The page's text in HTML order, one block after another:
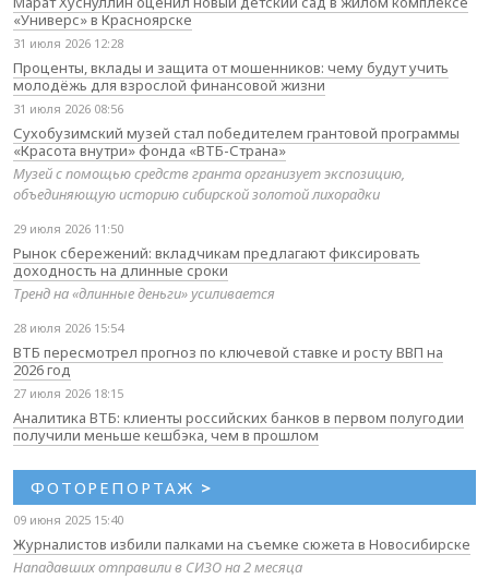
«Универс» в Красноярске
31 июля 2026 12:28
Проценты, вклады и защита от мошенников: чему будут учить
молодёжь для взрослой финансовой жизни
31 июля 2026 08:56
Сухобузимский музей стал победителем грантовой программы
«Красота внутри» фонда «ВТБ-Страна»
Музей с помощью средств гранта организует экспозицию,
объединяющую историю сибирской золотой лихорадки
29 июля 2026 11:50
Рынок сбережений: вкладчикам предлагают фиксировать
доходность на длинные сроки
Тренд на «длинные деньги» усиливается
28 июля 2026 15:54
ВТБ пересмотрел прогноз по ключевой ставке и росту ВВП на
2026 год
27 июля 2026 18:15
Аналитика ВТБ: клиенты российских банков в первом полугодии
получили меньше кешбэка, чем в прошлом
ФОТОРЕПОРТАЖ >
09 июня 2025 15:40
Журналистов избили палками на съемке сюжета в Новосибирске
Нападавших отправили в СИЗО на 2 месяца